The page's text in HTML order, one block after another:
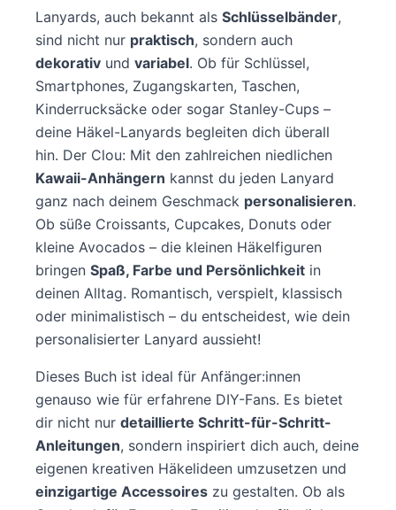
Lanyards, auch bekannt als Schlüsselbänder,
sind nicht nur praktisch, sondern auch
dekorativ und variabel. Ob für Schlüssel,
Smartphones, Zugangskarten, Taschen,
Kinderrucksäcke oder sogar Stanley-Cups –
deine Häkel-Lanyards begleiten dich überall
hin. Der Clou: Mit den zahlreichen niedlichen
Kawaii-Anhängern kannst du jeden Lanyard
ganz nach deinem Geschmack personalisieren.
Ob süße Croissants, Cupcakes, Donuts oder
kleine Avocados – die kleinen Häkelfiguren
bringen Spaß, Farbe und Persönlichkeit in
deinen Alltag. Romantisch, verspielt, klassisch
oder minimalistisch – du entscheidest, wie dein
personalisierter Lanyard aussieht!
Dieses Buch ist ideal für Anfänger:innen
genauso wie für erfahrene DIY-Fans. Es bietet
dir nicht nur detaillierte Schritt-für-Schritt-
Anleitungen, sondern inspiriert dich auch, deine
eigenen kreativen Häkelideen umzusetzen und
einzigartige Accessoires zu gestalten. Ob als